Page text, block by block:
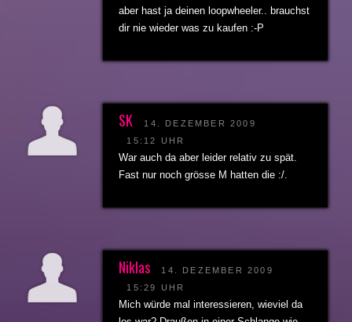
aber hast ja deinen loopwheeler.. brauchst
dir nie wieder was zu kaufen :-P
SK
14. DEZEMBER 2009
15:12 UHR
War auch da aber leider relativ zu spät.
Fast nur noch grösse M hatten die :/.
Niklas
14. DEZEMBER 2009
15:29 UHR
Mich würde mal interessieren, wieviel da